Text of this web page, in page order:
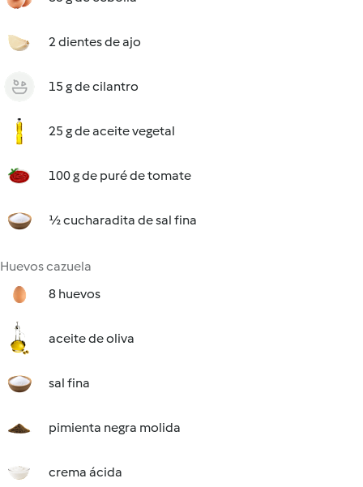
2 dientes de ajo
15 g de cilantro
25 g de aceite vegetal
100 g de puré de tomate
½ cucharadita de sal fina
Huevos cazuela
8 huevos
aceite de oliva
sal fina
pimienta negra molida
crema ácida